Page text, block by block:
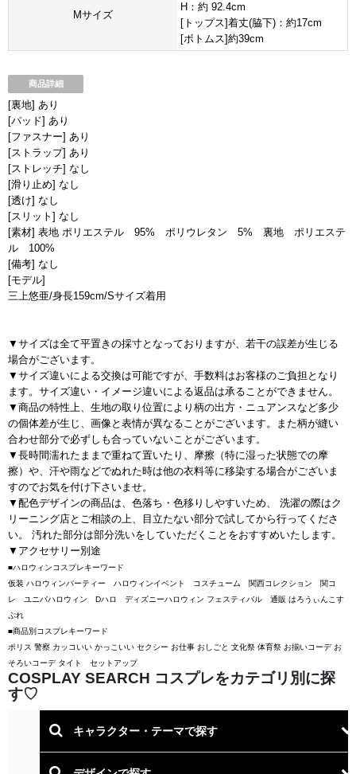
Mサイズ
H：約 92.4cm
[トップス]着丈(脇下)：約17cm
[ボトムス]約39cm
商品詳細
[裏地] あり
[パッド] あり
[ファスナー] あり
[ストラップ] あり
[ストレッチ] なし
[滑り止め] なし
[透け] なし
[スリット] なし
[素材] 表地 ポリエステル 95% ポリウレタン 5% 裏地 ポリエステ
ル 100%
[備考] なし
[モデル]
三上悠亜/身長159cm/Sサイズ着用
▼サイズは全て平置きの採寸となっておりますが、若干の誤差が生じる
場合がございます。
▼サイズ違いによる交換は可能ですが、手数料はお客様のご負担となり
ます。サイズ違い・イメージ違いによる返品は承ることができません。
▼商品の特性上、生地の取り位置により柄の出方・ニュアンスなど多少
の個体差が生じ、画像と表情が異なることがございます。また柄が縫い
合わせ部分で必ずしも合っていないことがございます。
▼長時間濡れたままで重ねて置いたり、摩擦（特に湿った状態での摩
擦）や、汗や雨などでぬれた時は他の衣料等に移染する場合がございま
すのでお気を付け下さいませ。
▼配色デザインの商品は、色落ち・色移りしやすいため、 洗濯の際はク
リーニング店とご相談の上、目立たない部分で試してから行ってくださ
い。 汚れた部分は部分洗いをしていただくことをおすすめいたします。
▼アクセサリー別途
■ハロウィンコスプレキーワード
仮装 ハロウィンパーティー ハロウィンイベント コスチューム 関西コレクション 関コ
レ ユニバハロウィン Dハロ ディズニーハロウィン フェスティバル 通販 はろうぃんこす
ぷれ
■商品別コスプレキーワード
ポリス 警察 カッコいい かっこいい セクシー お仕事 おしごと 文化祭 体育祭 お揃いコーデ お
そろいコーデ タイト セットアップ